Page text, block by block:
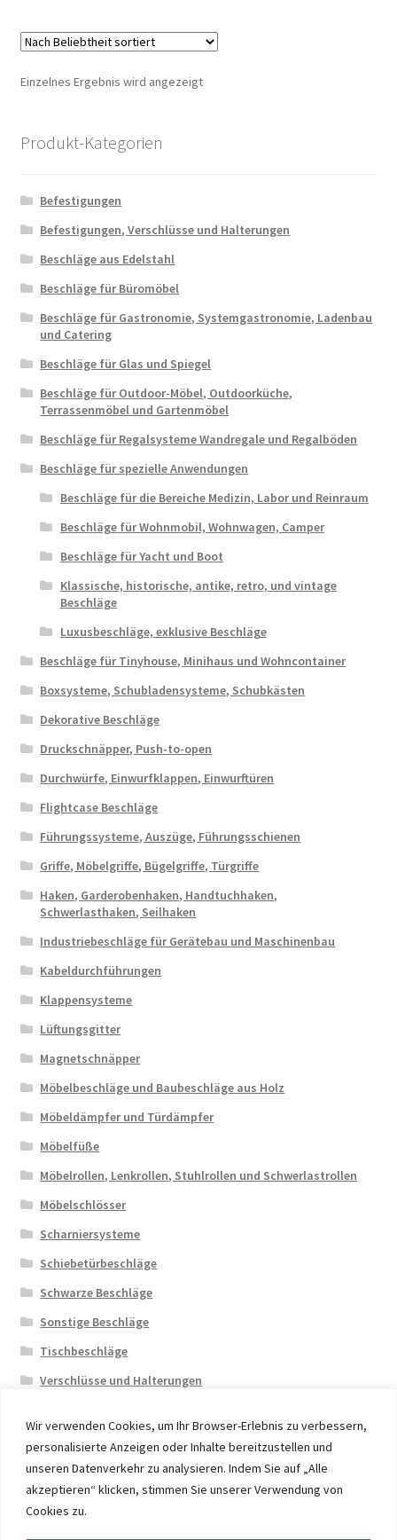
Wir verwenden Cookies, um Ihr Browser-Erlebnis zu verbessern,
personalisierte Anzeigen oder Inhalte bereitzustellen und
unseren Datenverkehr zu analysieren. Indem Sie auf „Alle
akzeptieren“ klicken, stimmen Sie unserer Verwendung von
Cookies zu.
Einzelnes Ergebnis wird angezeigt
Produkt-Kategorien
Befestigungen
Befestigungen, Verschlüsse und Halterungen
Beschläge aus Edelstahl
Beschläge für Büromöbel
Beschläge für Gastronomie, Systemgastronomie, Ladenbau
und Catering
Beschläge für Glas und Spiegel
Beschläge für Outdoor-Möbel, Outdoorküche,
Terrassenmöbel und Gartenmöbel
Beschläge für Regalsysteme Wandregale und Regalböden
Beschläge für spezielle Anwendungen
Beschläge für die Bereiche Medizin, Labor und Reinraum
Beschläge für Wohnmobil, Wohnwagen, Camper
Beschläge für Yacht und Boot
Klassische, historische, antike, retro, und vintage
Beschläge
Luxusbeschläge, exklusive Beschläge
Beschläge für Tinyhouse, Minihaus und Wohncontainer
Boxsysteme, Schubladensysteme, Schubkästen
Dekorative Beschläge
Druckschnäpper, Push-to-open
Durchwürfe, Einwurfklappen, Einwurftüren
Flightcase Beschläge
Führungssysteme, Auszüge, Führungsschienen
Griffe, Möbelgriffe, Bügelgriffe, Türgriffe
Haken, Garderobenhaken, Handtuchhaken,
Schwerlasthaken, Seilhaken
Industriebeschläge für Gerätebau und Maschinenbau
Kabeldurchführungen
Klappensysteme
Lüftungsgitter
Magnetschnäpper
Möbelbeschläge und Baubeschläge aus Holz
Möbeldämpfer und Türdämpfer
Möbelfüße
Möbelrollen, Lenkrollen, Stuhlrollen und Schwerlastrollen
Möbelschlösser
Scharniersysteme
Schiebetürbeschläge
Schwarze Beschläge
Sonstige Beschläge
Tischbeschläge
Verschlüsse und Halterungen
© 2026 Eruon Trade UG, Germany, member of the ERUON